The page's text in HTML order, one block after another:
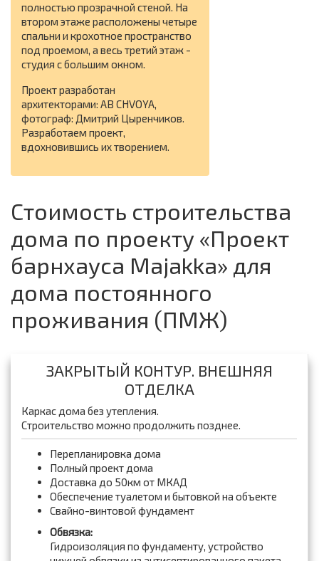
полностью прозрачной стеной. На
втором этаже расположены четыре
спальни и крохотное пространство
под проемом, а весь третий этаж -
студия с большим окном.
Проект разработан
архитекторами: AB CHVOYA,
фотограф: Дмитрий Цыренчиков.
Разработаем проект,
вдохновившись их творением.
Стоимость строительства
дома по проекту «Проект
барнхауса Majakka» для
дома постоянного
проживания (ПМЖ)
ЗАКРЫТЫЙ КОНТУР. ВНЕШНЯЯ
ОТДЕЛКА
Каркас дома без утепления.
Строительство можно продолжить позднее.
Перепланировка дома
Полный проект дома
Доставка до 50км от МКАД
Обеспечение туалетом и бытовкой на объекте
Свайно-винтовой фундамент
Обвязка:
Гидроизоляция по фундаменту, устройство